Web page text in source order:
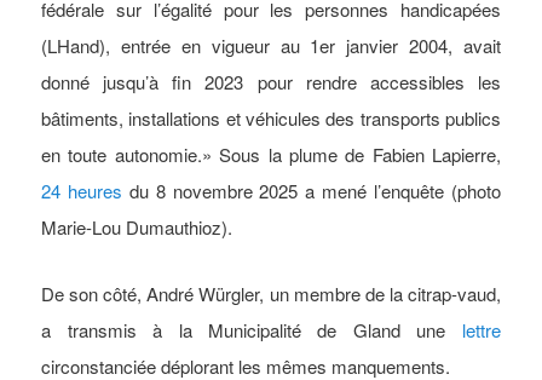
fédérale sur l’égalité pour les personnes handicapées
(LHand), entrée en vigueur au 1er janvier 2004, avait
donné jusqu’à fin 2023 pour rendre accessibles les
bâtiments, installations et véhicules des transports publics
en toute autonomie.» Sous la plume de Fabien Lapierre,
24 heures du 8 novembre 2025 a mené l’enquête (photo
Marie-Lou Dumauthioz).
De son côté, André Würgler, un membre de la citrap-vaud,
a transmis à la Municipalité de Gland une lettre
circonstanciée déplorant les mêmes manquements.